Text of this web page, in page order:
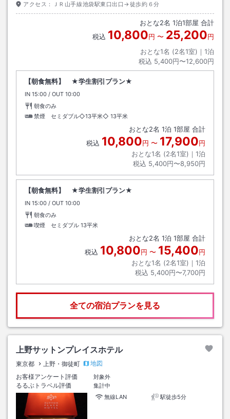
アクセス： ＪＲ山手線池袋駅東口出口→徒歩約６分
おとな2名 1泊1部屋 合計
税込 10,800円 〜 25,200円
おとな1名 (2名1室)｜ 1泊
税込 5,400円〜12,600円
【朝食無料】 ★学生割引プラン★
IN チェックイン
15:00 / OUT チェックアウト
10:00
朝食のみ
禁煙 セミダブル◇13平米◇ 13平米
おとな2名 1泊 1部屋 合計
税込 10,800円 〜 17,900円
おとな1名 (2名1室)｜ 1泊
税込 5,400円〜8,950円
【朝食無料】 ★学生割引プラン★
IN チェックイン
15:00 / OUT チェックアウト
10:00
朝食のみ
喫煙 セミダブル 13平米
おとな2名 1泊 1部屋 合計
税込 10,800円 〜 15,400円
おとな1名 (2名1室)｜ 1泊
税込 5,400円〜7,700円
全ての宿泊プランを見る
上野サットンプレイスホテル
東京都 上野・御徒町
地図
お客様アンケート評価
対象外
るるぶトラベル評価
集計中
無線LAN
駅徒歩5分